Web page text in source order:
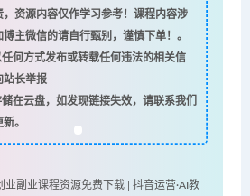
，资源内容仅作学习参考！课程内容涉
主微信的请自行甄别，谨慎下单！。
何方式发布或转载任何违法的相关信
站长举报
在云盘，如发现链接失效，请联系我们
。
副业课程资源免费下载 | 抖音运营·AI教